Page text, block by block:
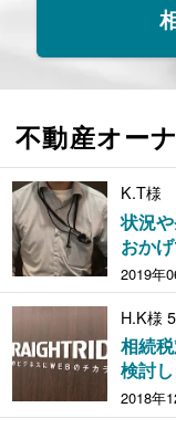
不動産オー
K.T様
状況
おか
2019年
H.K様
相続
検討
2018年